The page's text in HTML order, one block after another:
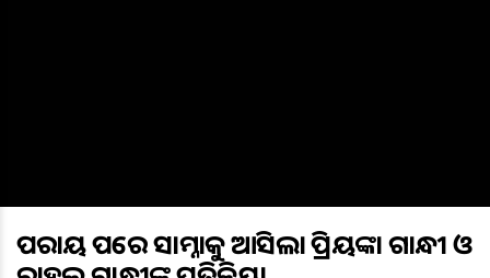
ପରାଜୟ ପରେ ସାମ୍ନାକୁ ଆସିଲା ପ୍ରିୟଙ୍କା ଗାନ୍ଧୀ ଓ